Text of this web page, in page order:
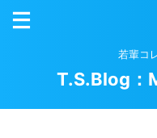
若輩コ
T.S.Blog：